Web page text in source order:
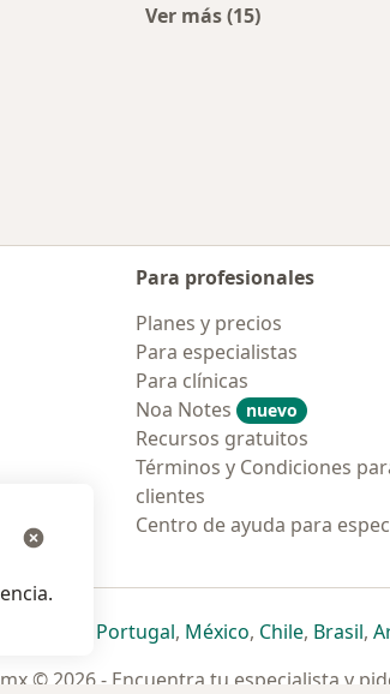
Ver más (15)
ciudad
Para profesionales
Planes y precios
Para especialistas
Para clínicas
Noa Notes
nuevo
Recursos gratuitos
Términos y Condiciones
clientes
Centro de ayuda para
pestaña
nueva pestaña
se abre en una nueva pestaña
se abre en una nueva pestaña
Portugalse abre en una nueva
, Méxicose abre en una
, Chilese abre
, Brasilse
,
© 2026 - Encuentra tu especialista y